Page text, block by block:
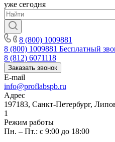
уже сегодня
8 (800) 1009881
8 (800) 1009881 Бесплатный
8 (812) 6071118
Заказать звонок
E-mail
info@proflabspb.ru
Адрес
197183, Санкт-Петербург,
1
Режим работы
Пн. – Пт.: с 9:00 до 18:00